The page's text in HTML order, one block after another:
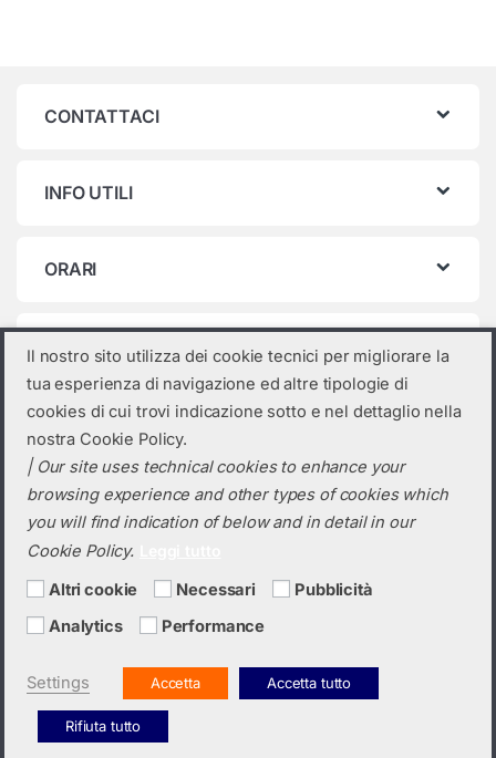
CONTATTACI
INFO UTILI
ORARI
Categorie prodotto
Seleziona una categoria
Hai bisogno di un preventivo?
+39 0423 6326
Il nostro sito utilizza dei cookie tecnici per migliorare la
tua esperienza di navigazione ed altre tipologie di
cookies di cui trovi indicazione sotto e nel dettaglio nella
nostra Cookie Policy.
| Our site uses technical cookies to enhance your
browsing experience and other types of cookies which
you will find indication of below and in detail in our
Cookie Policy.
Altri cookie Necessari
Pubblicità
Analytics
Performance
Settings Accetta Accetta tutto
Rifiuta tutto